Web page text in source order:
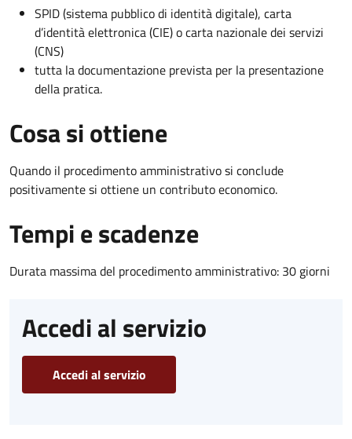
SPID (sistema pubblico di identità digitale), carta
d’identità elettronica (CIE) o carta nazionale dei servizi
(CNS)
tutta la documentazione prevista per la presentazione
della pratica.
Cosa si ottiene
Quando il procedimento amministrativo si conclude
positivamente si ottiene un contributo economico.
Tempi e scadenze
Durata massima del procedimento amministrativo: 30 giorni
Accedi al servizio
Accedi al servizio